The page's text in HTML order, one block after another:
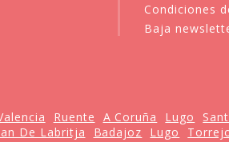
Condiciones
Baja
Ruente A Coruña Lugo
De Labritja Badajoz Lugo